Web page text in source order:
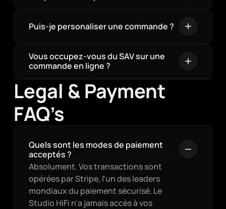
Puis-je personaliser une commande ?
Vous occupez-vous du SAV sur une
commande en ligne ?
Legal & Payment
FAQ’s
Quels sont les modes de paiement
acceptés ?
Absolument. Vos transactions sont
opérées par Stripe, l'un des leaders
mondiaux du paiement sécurisé. Le
Studio HiFi n'a jamais accès à vos